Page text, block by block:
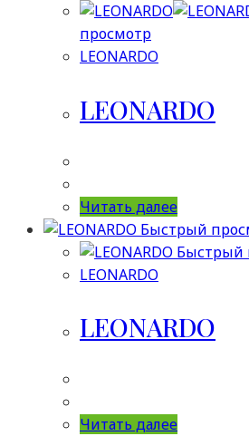
просмотр
LEONARDO
LEONARDO
Читать далее
Быстрый
Быстрый
LEONARDO
LEONARDO
Читать далее